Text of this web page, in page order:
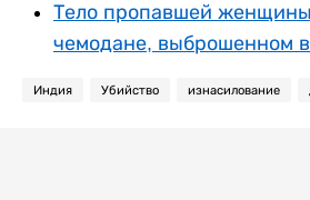
Тело пропавшей
чемодане, выброшенном
Индия Убийство изнасилование